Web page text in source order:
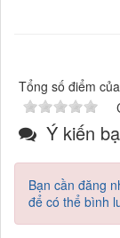
Tổng số điểm
Ý kiến
Bạn cần đăng
để có thể bình